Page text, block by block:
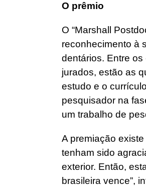
O prêmio
O “Marshall
reconhecimento à
dentários. Entre
jurados, estão as
estudo e o
pesquisador na
um trabalho de
A premiação
tenham sido
exterior. Então,
brasileira vence”,